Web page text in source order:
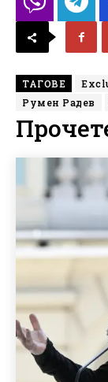
ТАГОВЕ
Румен Радев